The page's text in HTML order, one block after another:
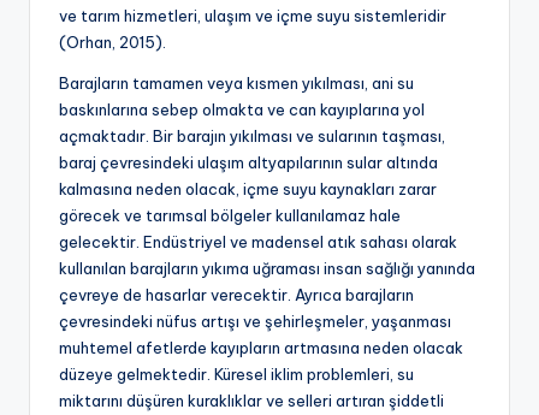
ve tarım hizmetleri, ulaşım ve içme suyu sistemleridir
(Orhan, 2015).
Barajların tamamen veya kısmen yıkılması, ani su
baskınlarına sebep olmakta ve can kayıplarına yol
açmaktadır. Bir barajın yıkılması ve sularının taşması,
baraj çevresindeki ulaşım altyapılarının sular altında
kalmasına neden olacak, içme suyu kaynakları zarar
görecek ve tarımsal bölgeler kullanılamaz hale
gelecektir. Endüstriyel ve madensel atık sahası olarak
kullanılan barajların yıkıma uğraması insan sağlığı yanında
çevreye de hasarlar verecektir. Ayrıca barajların
çevresindeki nüfus artışı ve şehirleşmeler, yaşanması
muhtemel afetlerde kayıpların artmasına neden olacak
düzeye gelmektedir. Küresel iklim problemleri, su
miktarını düşüren kuraklıklar ve selleri artıran şiddetli